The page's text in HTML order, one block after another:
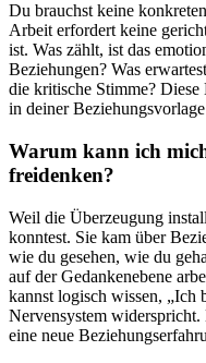
Du brauchst keine
Arbeit erfordert keine
ist. Was zählt, ist das
Beziehungen? Was
die kritische Stimme?
in deiner
Warum kann ich
freidenken?
Weil die Überzeugung
konntest. Sie kam über
wie du gesehen, wie du
auf der Gedankenebene
kannst logisch wissen,
Nervensystem
eine neue